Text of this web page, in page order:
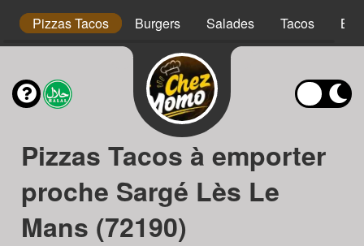
Pizzas Tacos Burgers Salades Tacos
Pizzas Tacos à emporter
proche Sargé Lès Le
Mans (72190)